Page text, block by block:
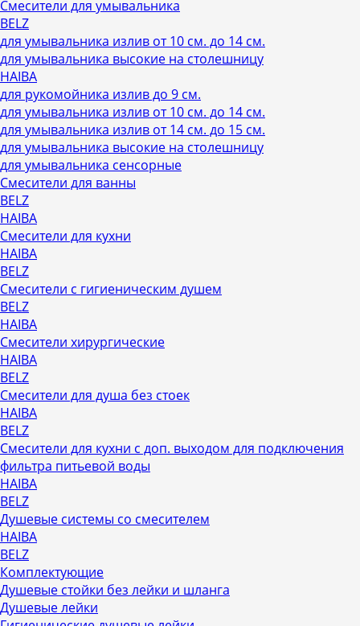
Смесители для умывальника
BELZ
для умывальника излив от 10 см. до 14 см.
для умывальника высокие на столешницу
HAIBA
для рукомойника излив до 9 см.
для умывальника излив от 10 см. до 14 см.
для умывальника излив от 14 см. до 15 см.
для умывальника высокие на столешницу
для умывальника сенсорные
Смесители для ванны
BELZ
HAIBA
Смесители для кухни
HAIBA
BELZ
Смесители с гигиеническим душем
BELZ
HAIBA
Смесители хирургические
HAIBA
BELZ
Смесители для душа без стоек
HAIBA
BELZ
Смесители для кухни с доп. выходом для подключения
фильтра питьевой воды
HAIBA
BELZ
Душевые системы со смесителем
HAIBA
BELZ
Комплектующие
Душевые стойки без лейки и шланга
Душевые лейки